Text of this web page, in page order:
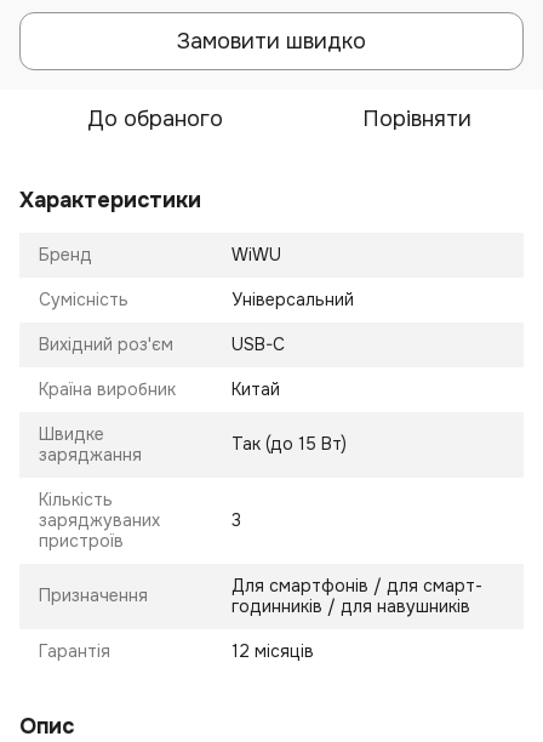
Замовити швидко
До обраного Порівняти
Характеристики
Бренд WiWU
Сумісність Універсальний
Вихідний роз'єм USB-C
Країна виробник Китай
Швидке
заряджання
Так (до 15 Вт)
Кількість
заряджуваних
пристроїв
3
Призначення
Для смартфонів / для смарт-
годинників / для навушників
Гарантія 12 місяців
Опис